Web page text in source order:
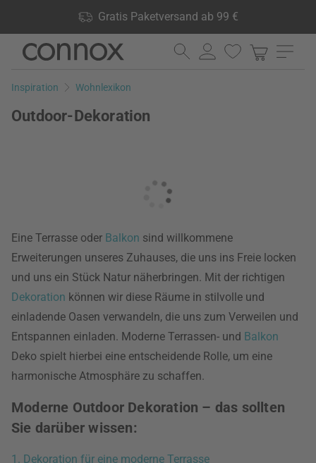
Gratis Paketversand ab 99 €
lagernd, 60 Tage Rückgaberecht
Direkt
Seiteninhalt
Direkt
Suchfeld
Inspiration Wohnlexikon
Outdoor-Dekoration
Eine Terrasse oder Balkon sind willkommene
Erweiterungen unseres Zuhauses, die uns ins Freie locken
und uns ein Stück Natur näherbringen. Mit der richtigen
Dekoration können wir diese Räume in stilvolle und
einladende Oasen verwandeln, die uns zum Verweilen und
Entspannen einladen. Moderne Terrassen- und Balkon
Deko spielt hierbei eine entscheidende Rolle, um eine
harmonische Atmosphäre zu schaffen.
Moderne Outdoor Dekoration – das sollten
Sie darüber wissen:
1. Dekoration für eine moderne Terrasse